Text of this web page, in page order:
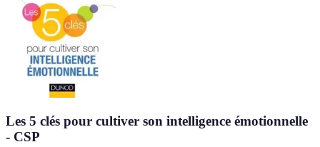
Les 5 clés pour cultiver son intelligence émotionnelle
- CSP